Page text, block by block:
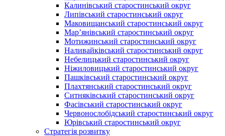
Калинівський старостинський округ
Липівський старостинський округ
Маковищанський старостинський округ
Мар’янівський старостинський округ
Мотижинський старостинський округ
Наливайківський старостинський округ
Небелицький старостинський округ
Ніжиловицький старостинський округ
Пашківський старостинський округ
Плахтянський старостинський округ
Ситняківський старостинський округ
Фасівський старостинський округ
Червонослобідський старостинський округ
Юрівський старостинський округ
Стратегія розвитку